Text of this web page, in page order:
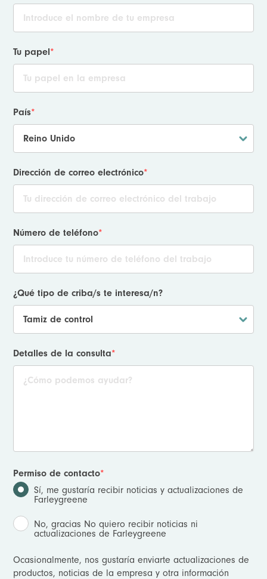
Tu papel*
País*
Dirección de correo electrónico*
Número de teléfono*
¿Qué tipo de criba/s te interesa/n?
Detalles de la consulta*
Permiso de contacto*
Sí, me gustaría recibir noticias y actualizaciones de
Farleygreene
No, gracias No quiero recibir noticias ni
actualizaciones de Farleygreene
Ocasionalmente, nos gustaría enviarte actualizaciones de
productos, noticias de la empresa y otra información